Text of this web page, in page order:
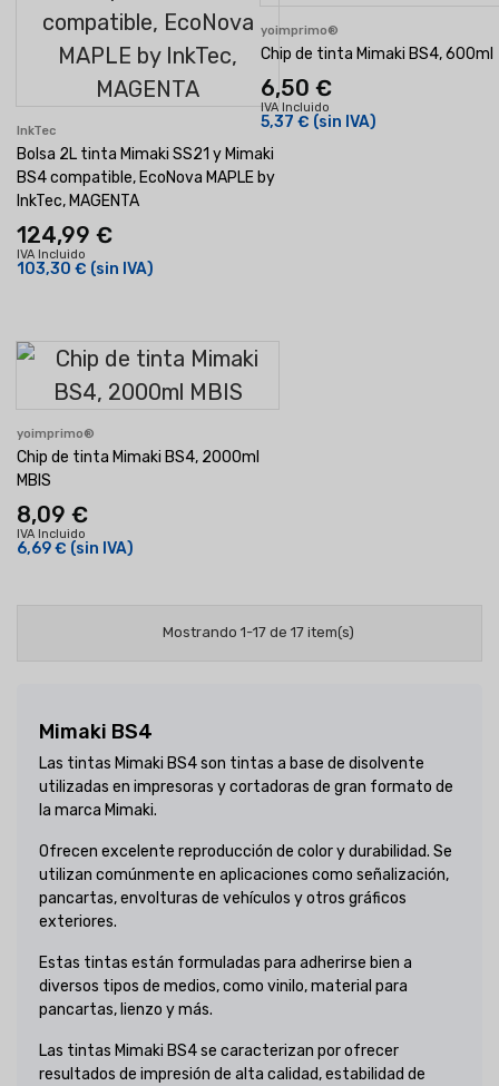
InkTec
Bolsa 2L tinta Mimaki SS21 y Mimaki
BS4 compatible, EcoNova MAPLE by
InkTec, MAGENTA
124,99 €
IVA Incluido
103,30 € (sin IVA)
yoimprimo®
Chip de tinta Mimaki BS4, 600ml
6,50 €
IVA Incluido
5,37 € (sin IVA)
yoimprimo®
Chip de tinta Mimaki BS4, 2000ml
MBIS
8,09 €
IVA Incluido
6,69 € (sin IVA)
Mostrando 1-17 de 17 item(s)
Mimaki BS4
Las tintas Mimaki BS4 son tintas a base de disolvente
utilizadas en impresoras y cortadoras de gran formato de
la marca Mimaki.
Ofrecen excelente reproducción de color y durabilidad. Se
utilizan comúnmente en aplicaciones como señalización,
pancartas, envolturas de vehículos y otros gráficos
exteriores.
Estas tintas están formuladas para adherirse bien a
diversos tipos de medios, como vinilo, material para
pancartas, lienzo y más.
Las tintas Mimaki BS4 se caracterizan por ofrecer
resultados de impresión de alta calidad, estabilidad de